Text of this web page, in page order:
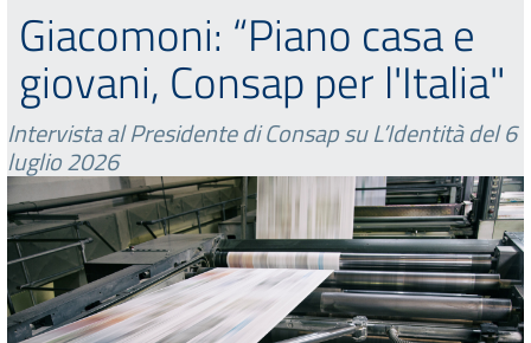
Giacomoni: “Piano casa e
giovani, Consap per l'Italia"
Intervista al Presidente di Consap su L’Identità del 6
luglio 2026